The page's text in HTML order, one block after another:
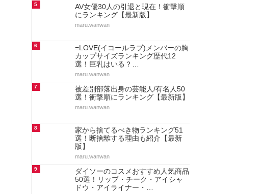
5
AV女優30人の引退と現在！衝撃順
にランキング【最新版】
maru.wanwan
6
=LOVE(イコールラブ)メンバーの胸
カップサイズランキング歴代12
選！巨乳はいる？…
maru.wanwan
7
被差別部落出身の芸能人/有名人50
選！衝撃順にランキング【最新版】
maru.wanwan
8
家から捨てるべき物ランキング51
選！断捨離する理由も紹介【最新
版】
maru.wanwan
9
ダイソーのコスメおすすめ人気商品
50選！リップ・チーク・アイシャ
ドウ・アイライナー・…